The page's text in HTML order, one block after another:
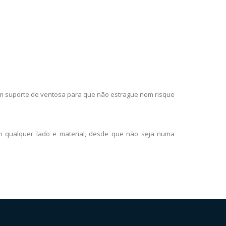
suporte de ventosa para que não estrague nem risque
qualquer lado e material, desde que não seja numa